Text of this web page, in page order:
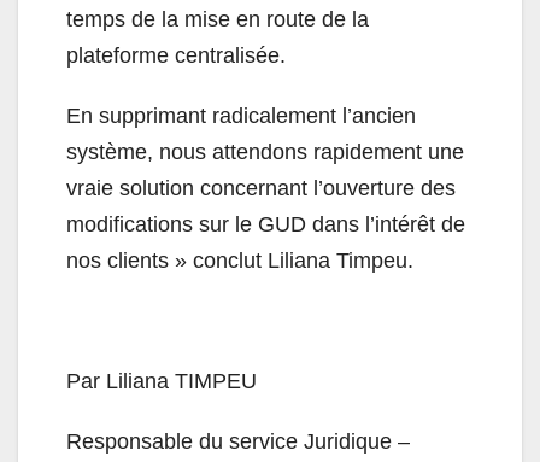
temps de la mise en route de la
plateforme centralisée.
En supprimant radicalement l’ancien
système, nous attendons rapidement une
vraie solution concernant l’ouverture des
modifications sur le GUD dans l’intérêt de
nos clients » conclut Liliana Timpeu.
Par Liliana TIMPEU
Responsable du service Juridique –